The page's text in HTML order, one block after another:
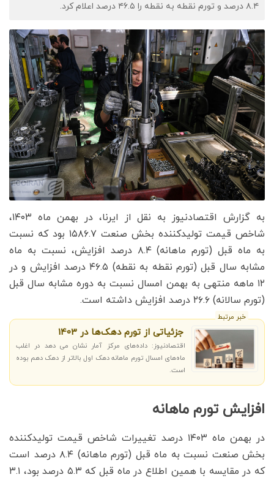
۸.۴ درصد و تورم نقطه به نقطه را ۴۶.۵ درصد اعلام کرد.
به گزارش اقتصادنیوز به نقل از ایرنا، در بهمن ماه ۱۴۰۳،
شاخص قیمت تولیدکننده بخش صنعت ۱۵۸۶.۷ بود که نسبت
به ماه قبل (تورم ماهانه) ۸.۴ درصد افزایش، نسبت به ماه
مشابه سال قبل (تورم نقطه به نقطه) ۴۶.۵ درصد افزایش و در
۱۲ ماهه منتهی به بهمن امسال نسبت به دوره مشابه سال قبل
(تورم سالانه) ۲۶.۶ درصد افزایش داشته است.
خبر مرتبط
جزئیاتی از تورم دهک‌ها در 1403
اقتصادنیوز: داده‌های مرکز آمار نشان می دهد در اغلب
ماه‌های امسال تورم ماهانه دهک اول بالاتر از دهک دهم بوده
است.
افزایش تورم ماهانه
در بهمن ماه ۱۴۰۳ درصد تغییرات شاخص قیمت تولیدکننده
بخش صنعت نسبت به ماه قبل (تورم ماهانه) ۸.۴ درصد است
که در مقایسه با همین اطلاع در ماه قبل که ۵.۳ درصد بود، ۳.۱